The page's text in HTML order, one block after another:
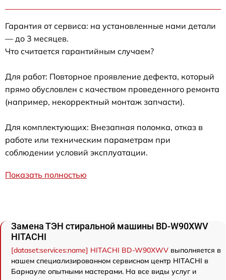
Гарантия от сервиса: на установленные нами детали
— до 3 месяцев.
Что считается гарантийным случаем?
Для работ: Повторное проявление дефекта, который
прямо обусловлен с качеством проведенного ремонта
(например, некорректный монтаж запчасти).
Для комплектующих: Внезапная поломка, отказ в
работе или техническим параметрам при
соблюдении условий эксплуатации.
Показать полностью
Замена ТЭН стиральной машины BD-W90XWV
HITACHI
[dataset:services:name] HITACHI BD-W90XWV выполняется в
нашем специализированном сервисном центр HITACHI в
Барнауле опытными мастерами. На все виды услуг и